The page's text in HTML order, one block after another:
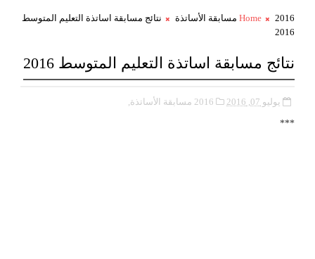
Home 2016 مسابقة الأساتذة
نتائج مسابقة اساتذة التعليم المتوسط
2016
نتائج مسابقة اساتذة التعليم المتوسط 2016
يوليو 07, 2016 2016 مسابقة الأساتذة,
***